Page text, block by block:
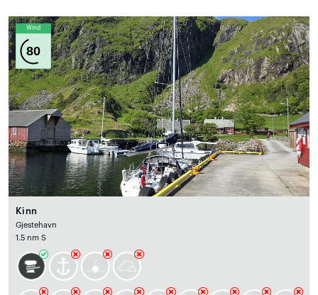
Wind
80
Kinn
Gjestehavn
1.5 nm S